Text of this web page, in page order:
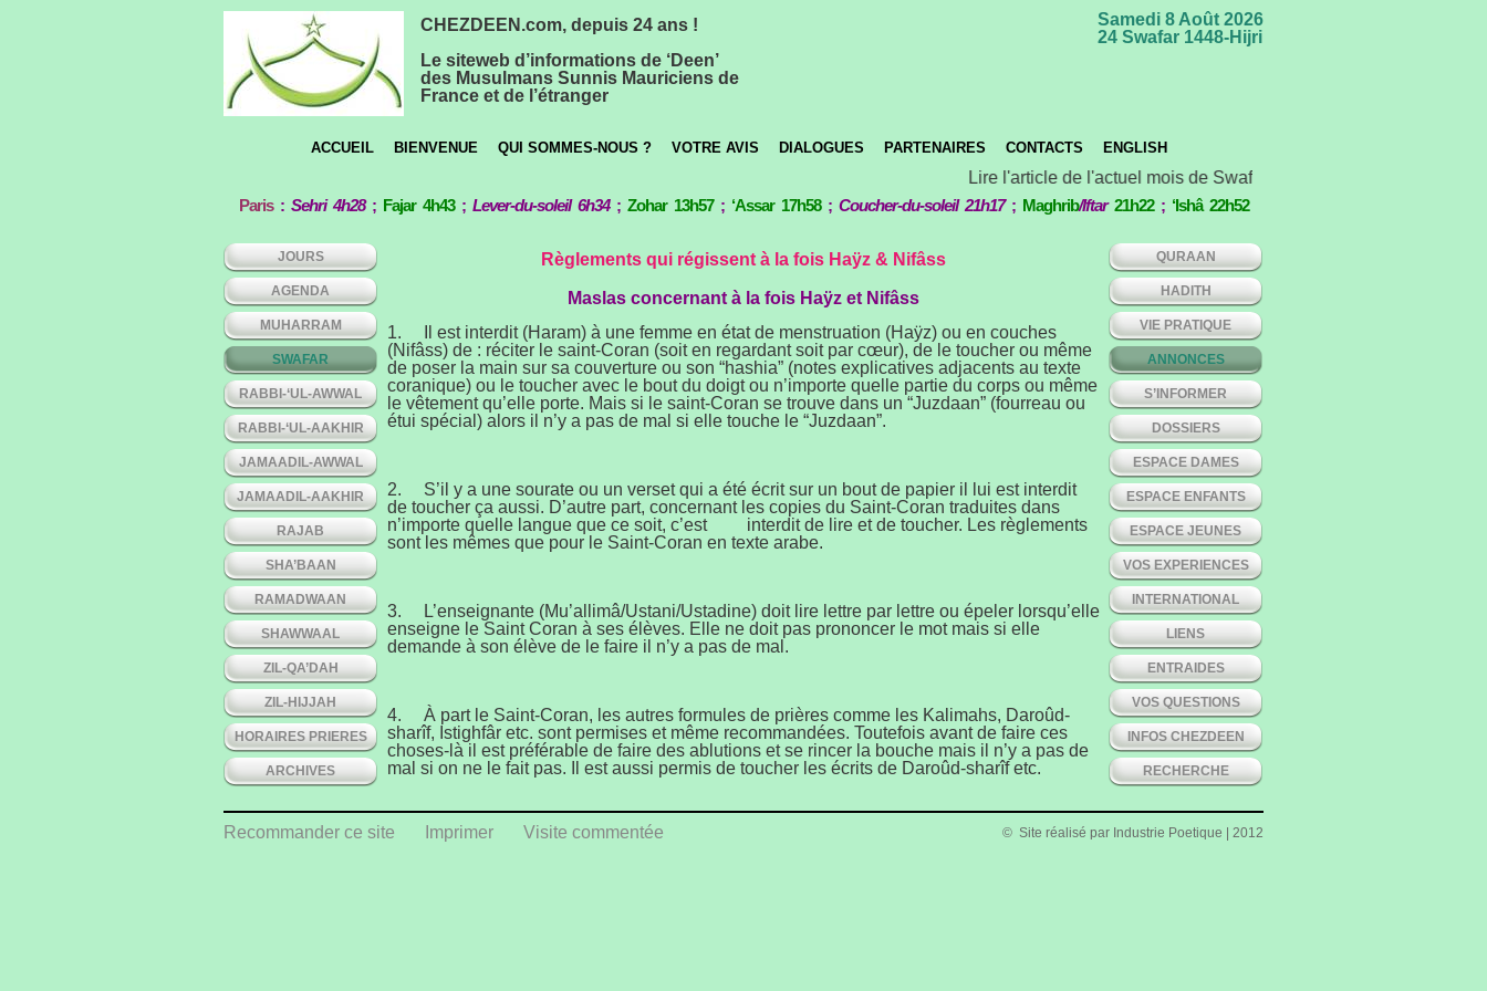
CHEZDEEN.com, depuis 24 ans !
Le siteweb d’informations de ‘Deen’
des Musulmans Sunnis Mauriciens de
France et de l’étranger
Samedi 8 Août 2026
24 Swafar 1448-Hijri
ACCUEIL BIENVENUE QUI SOMMES-NOUS ? VOTRE AVIS DIALOGUES PARTENAIRES CONTACTS ENGLISH
Lire l'article de l'actuel mois de Swafar *** Concours international
Paris: Sehri 4h28; Fajar 4h43; Lever-du-soleil 6h34; Zohar 13h57;‘Assar 17h58; Coucher-du-soleil 21h17; Maghrib/Iftar 21h22; ‘Ishâ 22h52
JOURS
AGENDA
MUHARRAM
SWAFAR
RABBI-‘UL-AWWAL
RABBI-‘UL-AAKHIR
JAMAADIL-AWWAL
JAMAADIL-AAKHIR
RAJAB
SHA’BAAN
RAMADWAAN
SHAWWAAL
ZIL-QA’DAH
ZIL-HIJJAH
HORAIRES PRIERES
ARCHIVES
Règlements qui régissent à la fois Haÿz & Nifâss
Maslas concernant à la fois Haÿz et Nifâss
1. Il est interdit (Haram) à une femme en état de menstruation (Haÿz) ou en couches
(Nifâss) de : réciter le saint-Coran (soit en regardant soit par cœur), de le toucher ou même
de poser la main sur sa couverture ou son “hashia” (notes explicatives adjacents au texte
coranique) ou le toucher avec le bout du doigt ou n’importe quelle partie du corps ou même
le vêtement qu’elle porte. Mais si le saint-Coran se trouve dans un “Juzdaan” (fourreau ou
étui spécial) alors il n’y a pas de mal si elle touche le “Juzdaan”.
2. S’il y a une sourate ou un verset qui a été écrit sur un bout de papier il lui est interdit
de toucher ça aussi. D’autre part, concernant les copies du Saint-Coran traduites dans
n’importe quelle langue que ce soit, c’est interdit de lire et de toucher. Les règlements
sont les mêmes que pour le Saint-Coran en texte arabe.
3. L’enseignante (Mu’allimâ/Ustani/Ustadine) doit lire lettre par lettre ou épeler lorsqu’elle
enseigne le Saint Coran à ses élèves. Elle ne doit pas prononcer le mot mais si elle
demande à son élève de le faire il n’y a pas de mal.
4. À part le Saint-Coran, les autres formules de prières comme les Kalimahs, Daroûd-
sharîf, Istighfâr etc. sont permises et même recommandées. Toutefois avant de faire ces
choses-là il est préférable de faire des ablutions et se rincer la bouche mais il n’y a pas de
mal si on ne le fait pas. Il est aussi permis de toucher les écrits de Daroûd-sharîf etc.
5. À l’heure de la prière (namâz/swalât) il est conseillé de faire des ablutions (wazu) et
QURAAN
HADITH
VIE PRATIQUE
ANNONCES
S’INFORMER
DOSSIERS
ESPACE DAMES
ESPACE ENFANTS
ESPACE JEUNES
VOS EXPERIENCES
INTERNATIONAL
LIENS
ENTRAIDES
VOS QUESTIONS
INFOS CHEZDEEN
RECHERCHE
Recommander ce site Imprimer Visite commentée © Site réalisé par Industrie Poetique | 2012